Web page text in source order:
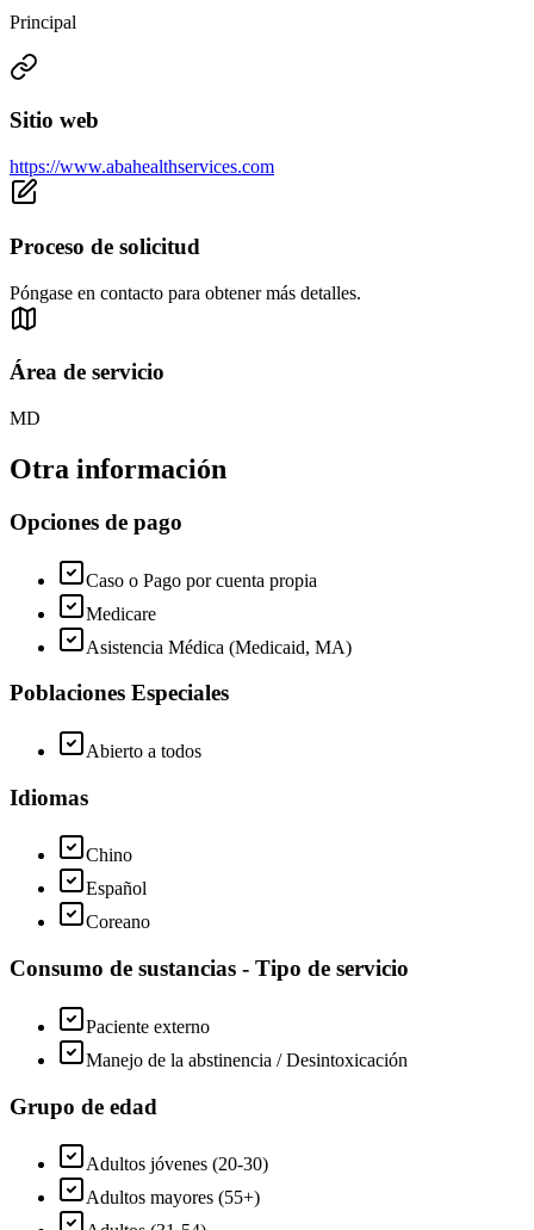
Principal
Sitio web
https://www.abahealthservices.com
Proceso de solicitud
Póngase en contacto para obtener más detalles.
Área de servicio
MD
Otra información
Opciones de pago
Caso o Pago por cuenta propia
Medicare
Asistencia Médica (Medicaid, MA)
Poblaciones Especiales
Abierto a todos
Idiomas
Chino
Español
Coreano
Consumo de sustancias - Tipo de servicio
Paciente externo
Manejo de la abstinencia / Desintoxicación
Grupo de edad
Adultos jóvenes (20-30)
Adultos mayores (55+)